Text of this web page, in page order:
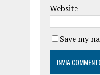
Website
Save my